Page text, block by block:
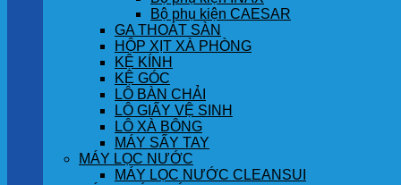
Bộ phụ kiện CAESAR
GA THOÁT SÀN
HỘP XỊT XÀ PHÒNG
KỆ KÍNH
KỆ GÓC
LÔ BÀN CHẢI
LÔ GIẤY VỆ SINH
LÔ XÀ BÔNG
MÁY SẤY TAY
MÁY LỌC NƯỚC
MÁY LỌC NƯỚC CLEANSUI